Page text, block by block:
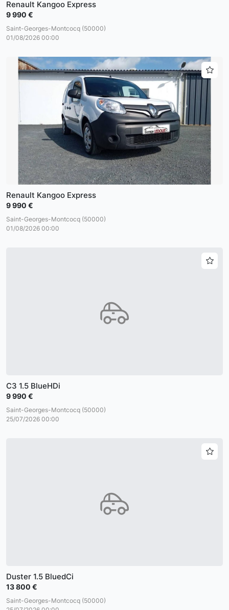
Renault Kangoo Express
9 990 €
Saint-Georges-Montcocq (50000)
01/08/2026 00:00
Renault Kangoo Express
9 990 €
Saint-Georges-Montcocq (50000)
01/08/2026 00:00
C3 1.5 BlueHDi
9 990 €
Saint-Georges-Montcocq (50000)
25/07/2026 00:00
Duster 1.5 BluedCi
13 800 €
Saint-Georges-Montcocq (50000)